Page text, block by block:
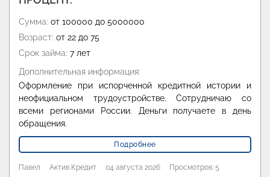
Сумма: от 100000 до 5000000
Возраст: от 22 до 75
Срок займа: 7 лет
Дополнительная информация:
Оформление при испорченной кредитной истории и
неофициальном трудоустройстве. Сотрудничаю со
всеми регионами России. Деньги получаете в день
обращения.
Подробнее
Павел Актив Кредит 04 августа 2026 Просмотров: 5